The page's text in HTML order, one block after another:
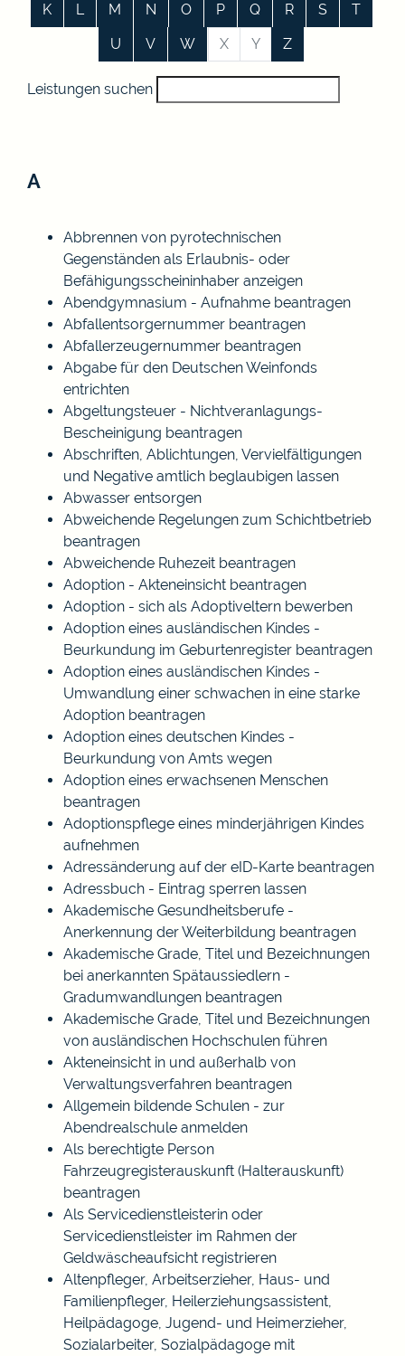
K
L M N O P Q R S
T
U
V W X Y Z
Leistungen suchen
A
Abbrennen von pyrotechnischen
Gegenständen als Erlaubnis- oder
Befähigungsscheininhaber anzeigen
Abendgymnasium - Aufnahme beantragen
Abfallentsorgernummer beantragen
Abfallerzeugernummer beantragen
Abgabe für den Deutschen Weinfonds
entrichten
Abgeltungsteuer - Nichtveranlagungs-
Bescheinigung beantragen
Abschriften, Ablichtungen, Vervielfältigungen
und Negative amtlich beglaubigen lassen
Abwasser entsorgen
Abweichende Regelungen zum Schichtbetrieb
beantragen
Abweichende Ruhezeit beantragen
Adoption - Akteneinsicht beantragen
Adoption - sich als Adoptiveltern bewerben
Adoption eines ausländischen Kindes -
Beurkundung im Geburtenregister beantragen
Adoption eines ausländischen Kindes -
Umwandlung einer schwachen in eine starke
Adoption beantragen
Adoption eines deutschen Kindes -
Beurkundung von Amts wegen
Adoption eines erwachsenen Menschen
beantragen
Adoptionspflege eines minderjährigen Kindes
aufnehmen
Adressänderung auf der eID-Karte beantragen
Adressbuch - Eintrag sperren lassen
Akademische Gesundheitsberufe -
Anerkennung der Weiterbildung beantragen
Akademische Grade, Titel und Bezeichnungen
bei anerkannten Spätaussiedlern -
Gradumwandlungen beantragen
Akademische Grade, Titel und Bezeichnungen
von ausländischen Hochschulen führen
Akteneinsicht in und außerhalb von
Verwaltungsverfahren beantragen
Allgemein bildende Schulen - zur
Abendrealschule anmelden
Als berechtigte Person
Fahrzeugregisterauskunft (Halterauskunft)
beantragen
Als Servicedienstleisterin oder
Servicedienstleister im Rahmen der
Geldwäscheaufsicht registrieren
Altenpfleger, Arbeitserzieher, Haus- und
Familienpfleger, Heilerziehungsassistent,
Heilpädagoge, Jugend- und Heimerzieher,
Sozialarbeiter, Sozialpädagoge mit